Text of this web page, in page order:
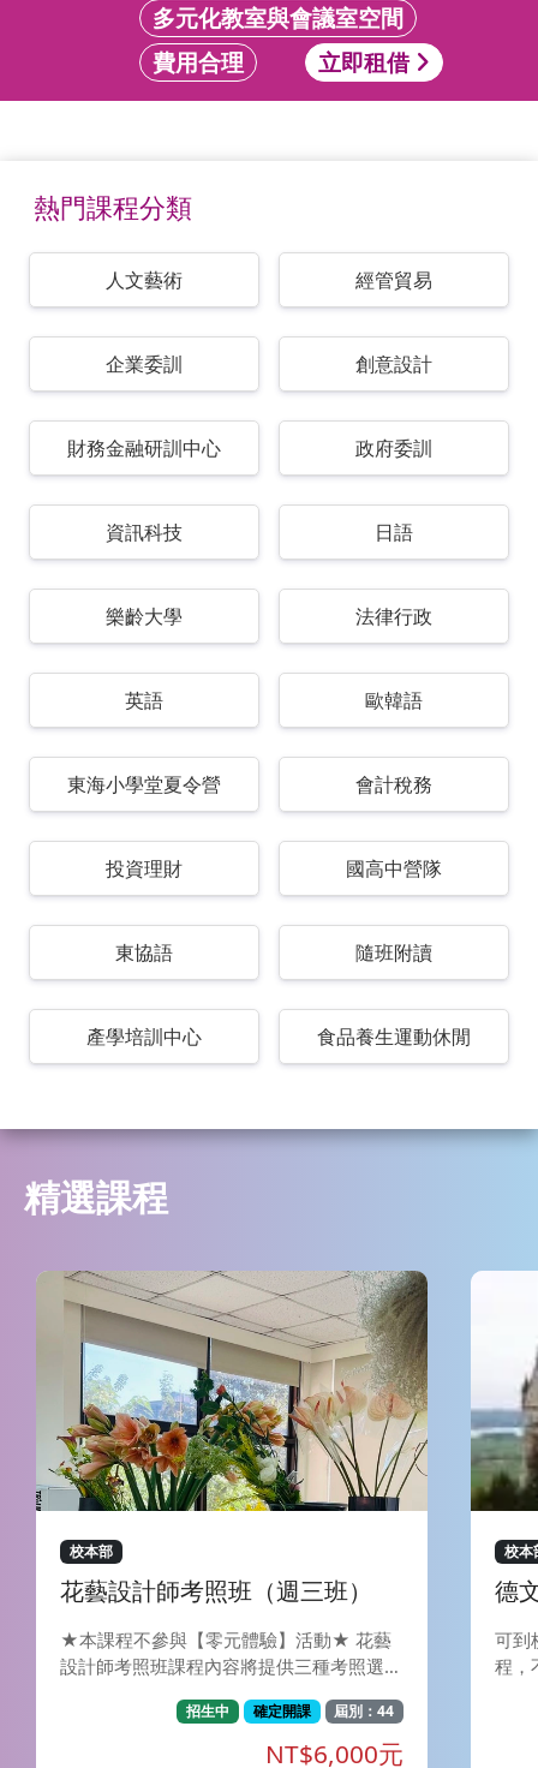
多元化教室與會議室空間
費用合理
立即租借
熱門課程分類
人文藝術 經管貿易
企業委訓 創意設計
財務金融研訓中心 政府委訓
資訊科技 日語
樂齡大學 法律行政
英語 歐韓語
東海小學堂夏令營 會計稅務
投資理財 國高中營隊
東協語 隨班附讀
產學培訓中心 食品養生運動休閒
精選課程
校本部
花藝設計師考照班（週三班）
★本課程不參與【零元體驗】活動★ 花藝
設計師考照班課程內容將提供三種考照選
種類（可諮詢老師意見），老師將依據學員
所選擇的證照別教授課程。 Ⅰ、NFD證照：
招生中 確定開課 屆別：44
NT$6,000元
校本
德
可到
程，